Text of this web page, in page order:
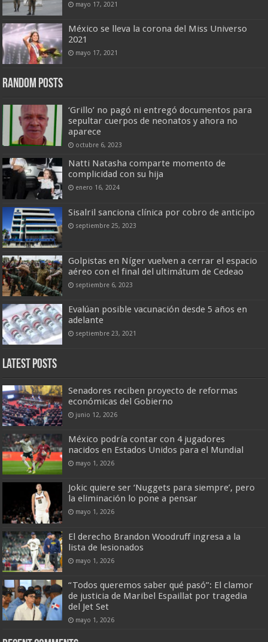
mayo 17, 2021
México se lleva la corona del Miss Universo
2021
mayo 17, 2021
Random Posts
‘Grillo’ no pagó ni entregó documentos para
sepultar cuerpos de neonatos y ahora no
aparece
octubre 6, 2023
Natti Natasha comparte momento de
complicidad con su hija
enero 16, 2024
Sisalril sanciona clínica por cobro de anticipo
septiembre 25, 2023
Golpistas en Níger vuelven a cerrar el espacio
aéreo con el final del ultimátum de Cedeao
septiembre 6, 2023
Evalúan posible vacunación desde 5 años en
adelante
septiembre 23, 2021
Latest Posts
Senadores reciben proyecto de reformas
económicas del Gobierno
junio 12, 2026
México podría contar con 4 jugadores
nacidos en Estados Unidos para el Mundial
mayo 1, 2026
Jokic quiere ser ‘Nuggets para siempre’, pero
la eliminación lo pone a pensar
mayo 1, 2026
El derecho Brandon Woodruff ingresa a la
lista de lesionados
mayo 1, 2026
“Todos queremos saber qué pasó”: El clamor
de justicia de Maribel Espaillat por tragedia
del Jet Set
mayo 1, 2026